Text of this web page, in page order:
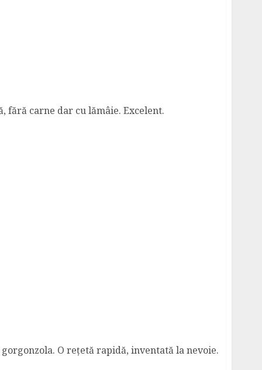
fără carne dar cu lămâie. Excelent.
O rețetă rapidă, inventată la nevoie.